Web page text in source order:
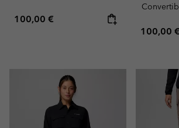
Regular price:
100,00 €
Regular
100,00 €